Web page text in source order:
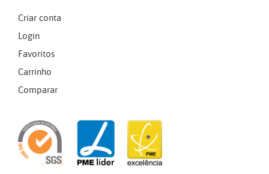
Criar conta
Login
Favoritos
Carrinho
Comparar